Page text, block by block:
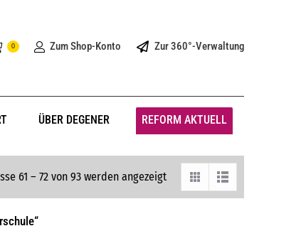
0 Zum Shop-Konto Zur 360°-Verwaltung
ÜBER DEGENER REFORM AKTUELL
61 – 72 von 93 werden angezeigt